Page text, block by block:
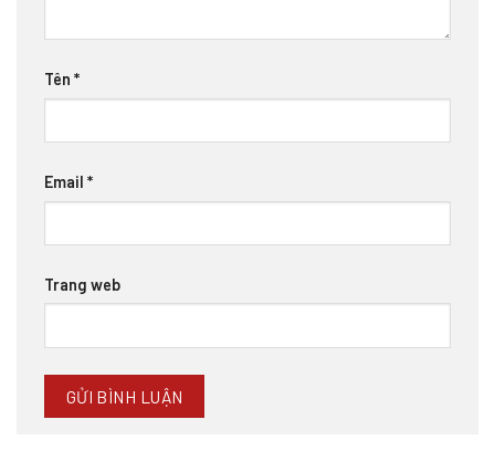
Tên *
Email *
Trang web